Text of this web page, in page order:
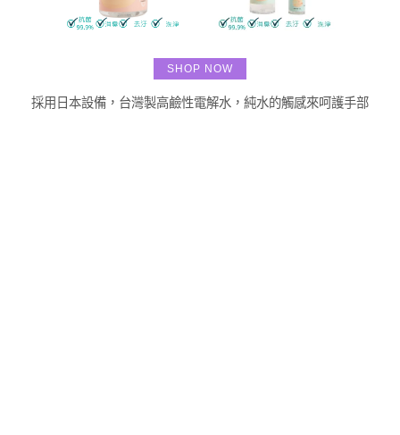
SHOP NOW
採用日本設備，台灣製高鹼性電解水，純水的觸感來呵護手部